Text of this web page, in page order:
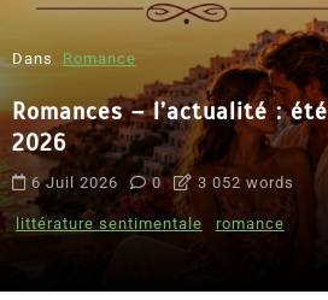
Dans Romance
Romances – l’actualité : été
2026
6 Juil 2026 0 3 052 words
littérature sentimentale romance